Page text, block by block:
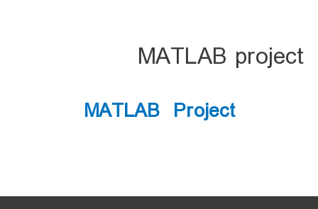
MATLAB project
MATLAB Project